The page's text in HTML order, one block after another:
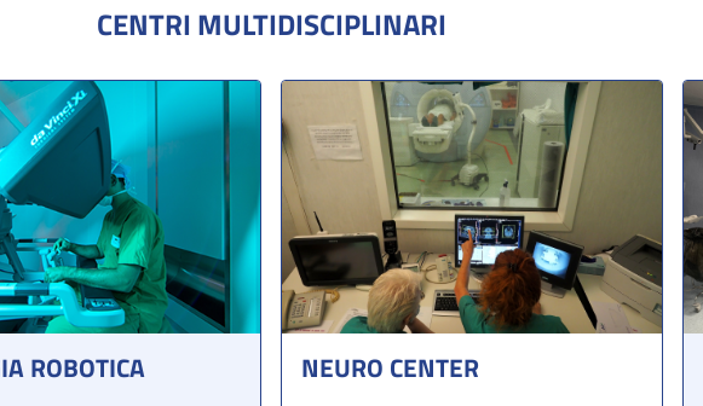
CENTRI MULTIDISCIPLINARI
ROBOTICA NEURO CENTER